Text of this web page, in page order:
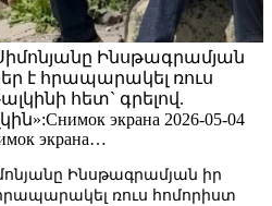
Ինսթագրամյան
է հրապարակել ռուս
հետ` գրելով.
экрана 2026-05-04
экрана…
Ինսթագրամյան իր
ռուս հոմորիստ